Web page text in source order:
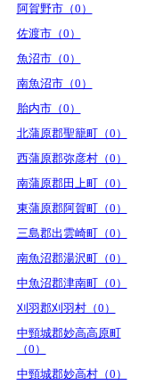
阿賀野市（0）
佐渡市（0）
魚沼市（0）
南魚沼市（0）
胎内市（0）
北蒲原郡聖籠町（0）
西蒲原郡弥彦村（0）
南蒲原郡田上町（0）
東蒲原郡阿賀町（0）
三島郡出雲崎町（0）
南魚沼郡湯沢町（0）
中魚沼郡津南町（0）
刈羽郡刈羽村（0）
中頸城郡妙高高原町
（0）
中頸城郡妙高村（0）